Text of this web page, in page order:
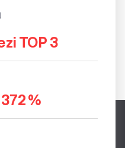
TOP 3
%